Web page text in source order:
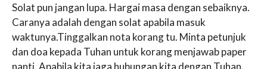
Solat pun jangan lupa. Hargai masa dengan sebaiknya.
Caranya adalah dengan solat apabila masuk
waktunya.Tinggalkan nota korang tu. Minta petunjuk
dan doa kepada Tuhan untuk korang menjawab paper
nanti. Apabila kita jaga hubungan kita dengan Tuhan,